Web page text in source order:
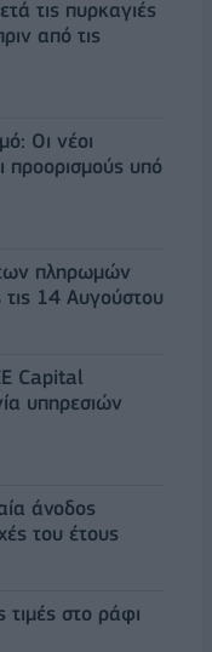
τις πυρκαγιές
από τις
Οι νέοι
προορισμούς υπό
πληρωμών
14 Αυγούστου
Capital
υπηρεσιών
άνοδος
του έτους
τιμές στο ράφι